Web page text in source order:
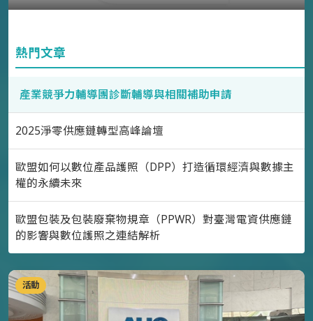
熱門文章
產業競爭力輔導團診斷輔導與相關補助申請
2025淨零供應鏈轉型高峰論壇
歐盟如何以數位產品護照（DPP）打造循環經濟與數據主
權的永續未來
歐盟包裝及包裝廢棄物規章（PPWR）對臺灣電資供應鏈
的影響與數位護照之連結解析
活動